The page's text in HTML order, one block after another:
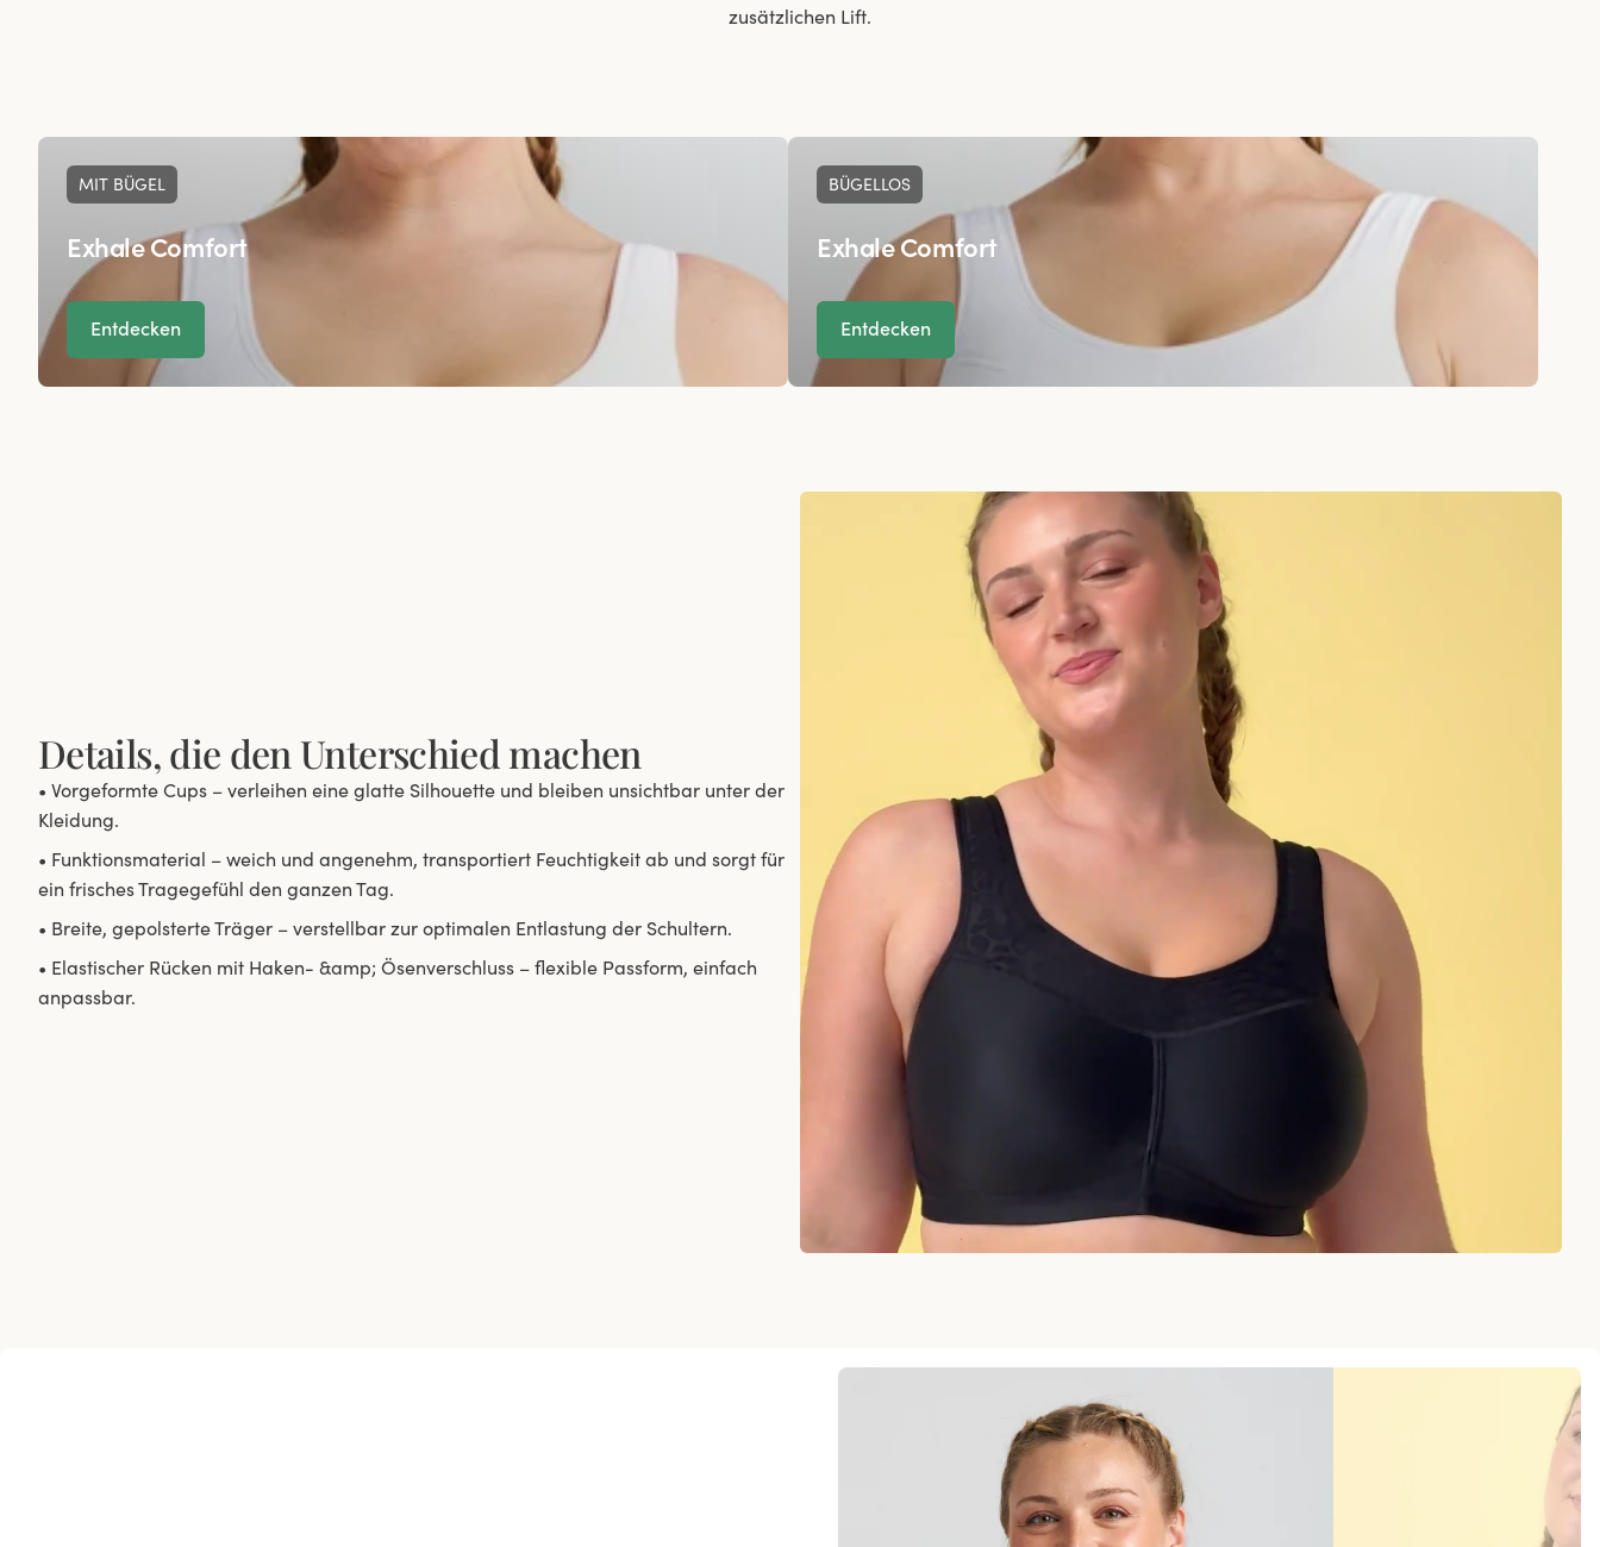
zusätzlichen Lift.
MIT BÜGEL
Exhale Comfort
Entdecken
BÜGELLOS
Exhale Comfort
Entdecken
Details, die den Unterschied machen
• Vorgeformte Cups – verleihen eine glatte Silhouette und bleiben unsichtbar unter der
Kleidung.
• Funktionsmaterial – weich und angenehm, transportiert Feuchtigkeit ab und sorgt für
ein frisches Tragegefühl den ganzen Tag.
• Breite, gepolsterte Träger – verstellbar zur optimalen Entlastung der Schultern.
• Elastischer Rücken mit Haken- &amp; Ösenverschluss – flexible Passform, einfach
anpassbar.